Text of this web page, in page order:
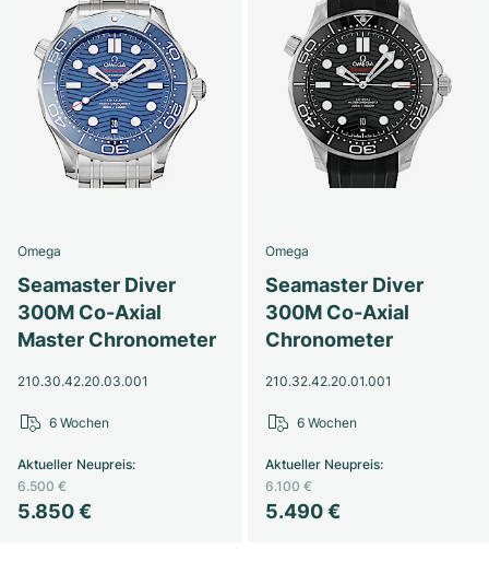
Omega
Seamaster Diver
300M Co-Axial
Master Chronometer
210.30.42.20.03.001
5.850 €
Aktueller Neupreis:
6.500 €
6 Wochen
Omega
Seamaster Diver
300M Co-Axial
Chronometer
210.32.42.20.01.001
5.490 €
Aktueller Neupreis:
6.100 €
6 Wochen